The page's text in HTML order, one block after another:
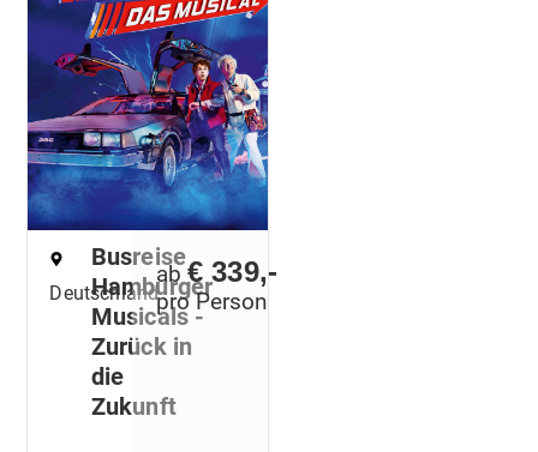
Deutschland
Busreise
Hamburger
Musicals -
Zurück in
die
Zukunft
ab€ 339,-
pro Person